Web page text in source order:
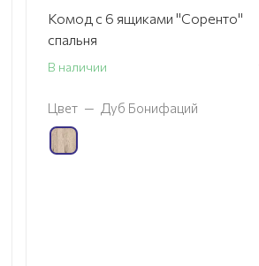
Комод с 6 ящиками "Соренто"
спальня
В наличии
Цвет — Дуб Бонифаций